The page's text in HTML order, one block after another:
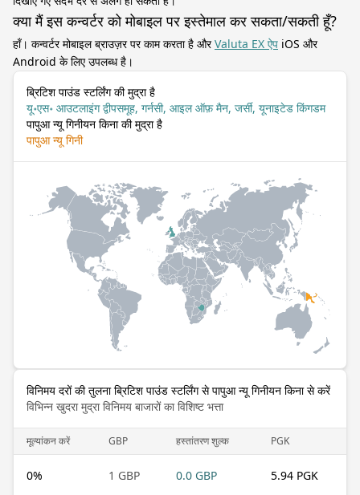
क्या मैं इस कन्वर्टर को मोबाइल पर इस्तेमाल कर सकता/सकती हूँ?
हाँ। कन्वर्टर मोबाइल ब्राउज़र पर काम करता है औरValuta EX ऐप iOS और
Android के लिए उपलब्ध है।
ब्रिटिश पाउंड स्टर्लिंग की मुद्रा है
यू॰एस॰ आउटलाइंग द्वीपसमूह, गर्नसी, आइल ऑफ़ मैन, जर्सी, यूनाइटेड किंगडम
पापुआ न्यू गिनीयन किना की मुद्रा है
पापुआ न्यू गिनी
विनिमय दरों की तुलना ब्रिटिश पाउंड स्टर्लिंग से पापुआ न्यू गिनीयन किना से करें
विभिन्न खुदरा मुद्रा विनिमय बाजारों का विशिष्ट भत्ता
मूल्यांकन करें GBP हस्तांतरण शुल्क PGK
0% 1 GBP 0.0 GBP 5.94 PGK